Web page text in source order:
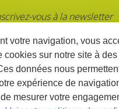
vous à la newsletter
votre navigation, vous
cookies sur notre site à
données nous
expérience de
mesurer votre